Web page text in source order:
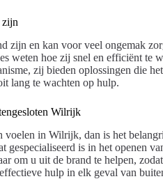
zijn
zijn en kan voor veel ongemak
weten hoe zij snel en efficiënt te
zij bieden oplossingen die
lang te wachten op hulp.
Wilrijk
voelen in Wilrijk, dan is het
gespecialiseerd is in het openen
om u uit de brand te helpen,
hulp in elk geval van